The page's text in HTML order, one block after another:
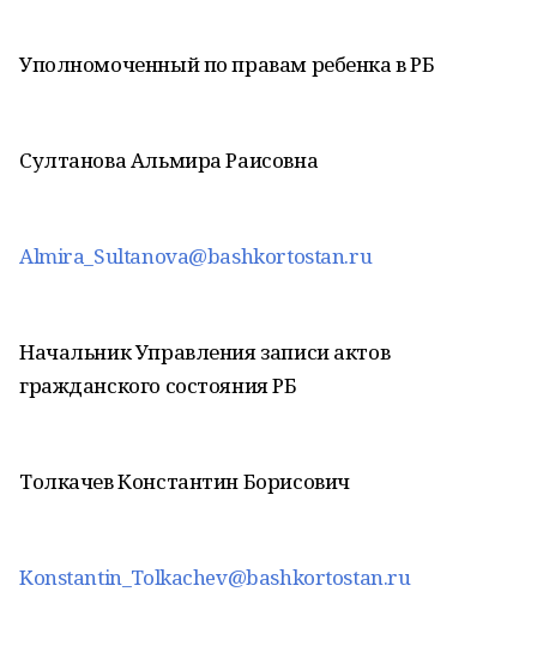
Уполномоченный по правам ребенка в РБ
Султанова Альмира Раисовна
Almira_Sultanova@bashkortostan.ru
Начальник Управления записи актов
гражданского состояния РБ
Толкачев Константин Борисович
Konstantin_Tolkachev@bashkortostan.ru